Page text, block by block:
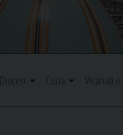
Diocesi Curia Vicariati